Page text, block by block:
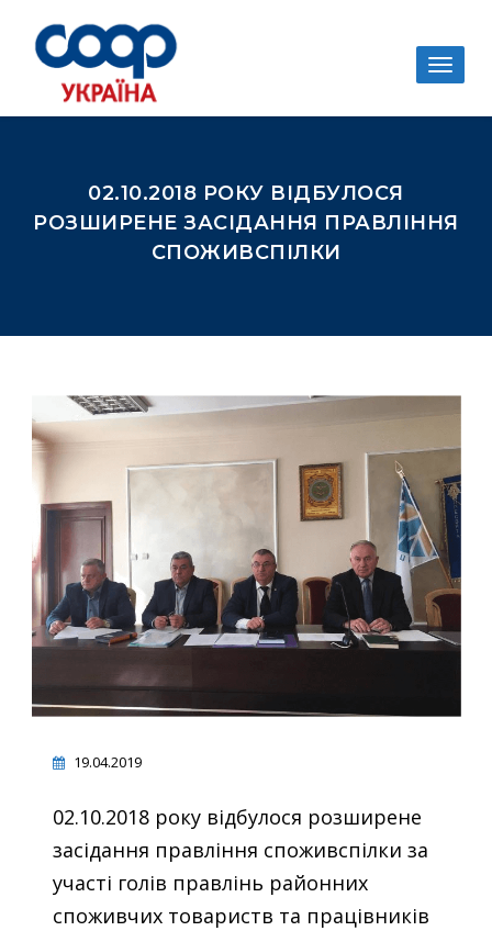
02.10.2018 РОКУ ВІДБУЛОСЯ
РОЗШИРЕНЕ ЗАСІДАННЯ ПРАВЛІННЯ
СПОЖИВСПІЛКИ
19.04.2019
02.10.2018 року відбулося розширене
засідання правління споживспілки за
участі голів правлінь районних
споживчих товариств та працівників